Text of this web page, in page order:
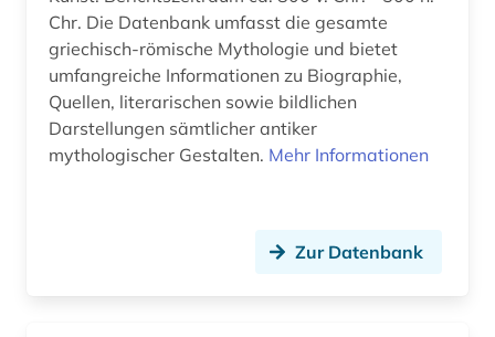
Chr. Die Datenbank umfasst die gesamte
griechisch-römische Mythologie und bietet
umfangreiche Informationen zu Biographie,
Quellen, literarischen sowie bildlichen
Darstellungen sämtlicher antiker
mythologischer Gestalten. Mehr Informationen
Zur Datenbank